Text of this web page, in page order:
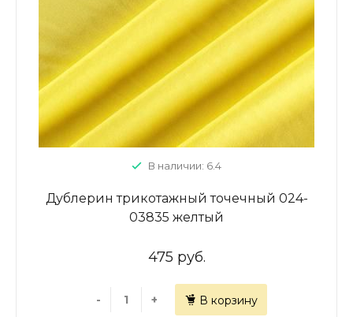
В наличии: 6.4
Дублерин трикотажный точечный 024-
03835 желтый
475 руб.
- + В корзину